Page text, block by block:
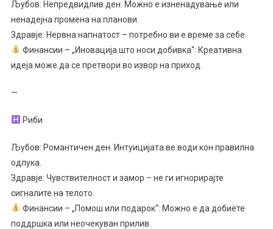
Љубов: Непредвидлив ден. Можно е изненадување или
ненадејна промена на планови.
Здравје: Нервна напнатост – потребно ви е време за себе.
Финансии – „Иновација што носи добивка“: Креативна
идеја може да се претвори во извор на приход.
—
Риби
Љубов: Романтичен ден. Интуицијата ве води кон правилна
одлука.
Здравје: Чувствителност и замор – не ги игнорирајте
сигналите на телото.
Финансии – „Помош или подарок“: Можно е да добиете
поддршка или неочекуван прилив.